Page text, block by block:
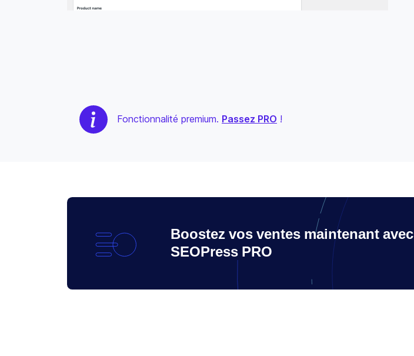
Fonctionnalité premium. Passez PRO !
Boostez vos ventes maintenant avec
SEOPress PRO